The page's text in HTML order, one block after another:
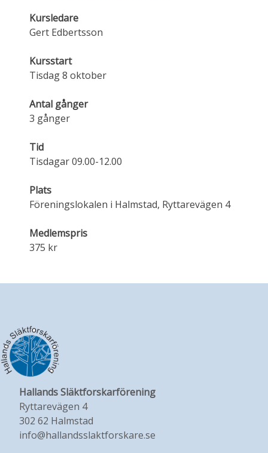
Kursledare
Gert Edbertsson
Kursstart
Tisdag 8 oktober
Antal gånger
3 gånger
Tid
Tisdagar 09.00-12.00
Plats
Föreningslokalen i Halmstad, Ryttarevägen 4
Medlemspris
375 kr
Hallands Släktforskarförening
Ryttarevägen 4
302 62 Halmstad
info@hallandsslaktforskare.se